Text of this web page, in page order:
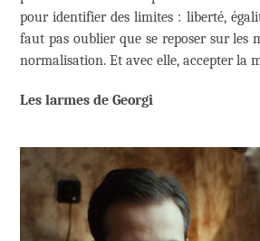
pour identifier des limites : liberté,
faut pas oublier que se reposer sur les
normalisation. Et avec elle, accepter la
Les larmes de Georgi